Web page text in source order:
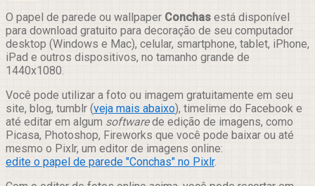
Compartilhar
O papel de parede ou wallpaper Conchas está disponível
para download gratuito para decoração de seu computador
desktop (Windows e Mac), celular, smartphone, tablet, iPhone,
iPad e outros dispositivos, no tamanho grande de
1440x1080.
Você pode utilizar a foto ou imagem gratuitamente em seu
site, blog, tumblr (veja mais abaixo), timelime do Facebook e
até editar em algum softwarede edição de imagens, como
Picasa, Photoshop, Fireworks que você pode baixar ou até
mesmo o Pixlr, um editor de imagens online:
edite o papel de parede "Conchas" no Pixlr.